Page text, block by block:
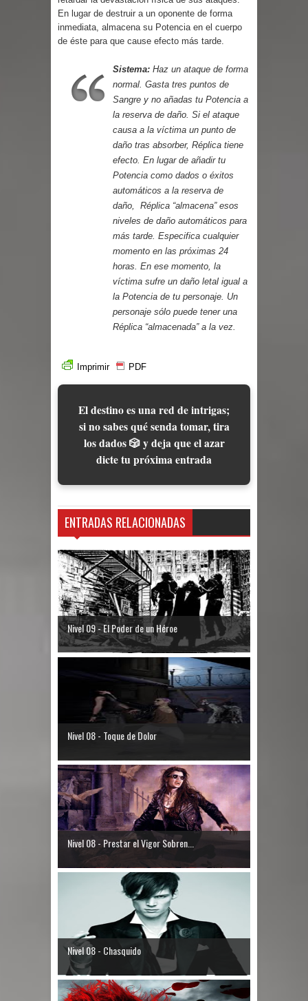
Parte 03: Reflexiones
En lugar de destruir a un oponente de forma
inmediata, almacena su Potencia en el cuerpo
de éste para que cause efecto más tarde.
Sistema: Haz un ataque de forma
normal. Gasta tres puntos de
Sangre y no añadas tu Potencia a
la reserva de daño. Si el ataque
causa a la víctima un punto de
daño tras absorber, Réplica tiene
efecto. En lugar de añadir tu
Potencia como dados o éxitos
automáticos a la reserva de
daño, Réplica “almacena” esos
niveles de daño automáticos para
más tarde. Especifica cualquier
momento en las próximas 24
horas. En ese momento, la
víctima sufre un daño letal igual a
la Potencia de tu personaje. Un
personaje sólo puede tener una
Réplica “almacenada” a la vez.
Imprimir PDF
El destino es una red de intrigas;
si no sabes qué senda tomar, tira
los dados 🎲 y deja que el azar
dicte tu próxima entrada
ENTRADAS RELACIONADAS
Nivel 09 - El Poder de un Héroe
Nivel 08 - Toque de Dolor
Nivel 08 - Prestar el Vigor Sobren...
Nivel 08 - Chasquido